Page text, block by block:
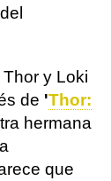
y Loki
de 'Thor:
hermana
que